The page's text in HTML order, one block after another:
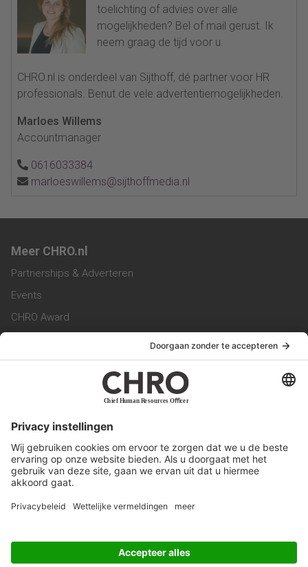
toelichting of advies over alle
mogelijkheden? Bel of mail gerust. Ik
neem graag de tijd voor u.
CHRO.nl is onderdeel van Sijthoff, dé partner voor HR
professionals. Benut de vele advertentiemogelijkheden.
Marloes Willems
Accountmanager
0616033384
marloeswillems@sijthoffmedia.nl
Meer CHRO.nl
Partnerships & Adverteren
Events
CHRO Award
CHRO Magazine
Service & Contact
Werken bij ons
Privacy Statement
Algemene Voorwaarden